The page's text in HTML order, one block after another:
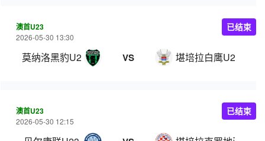
澳首U23
2026-05-30 13:30
莫纳洛黑豹U23 VS 堪培拉白鹰U23
已结束
澳首U23
2026-05-30 12:15
已结束